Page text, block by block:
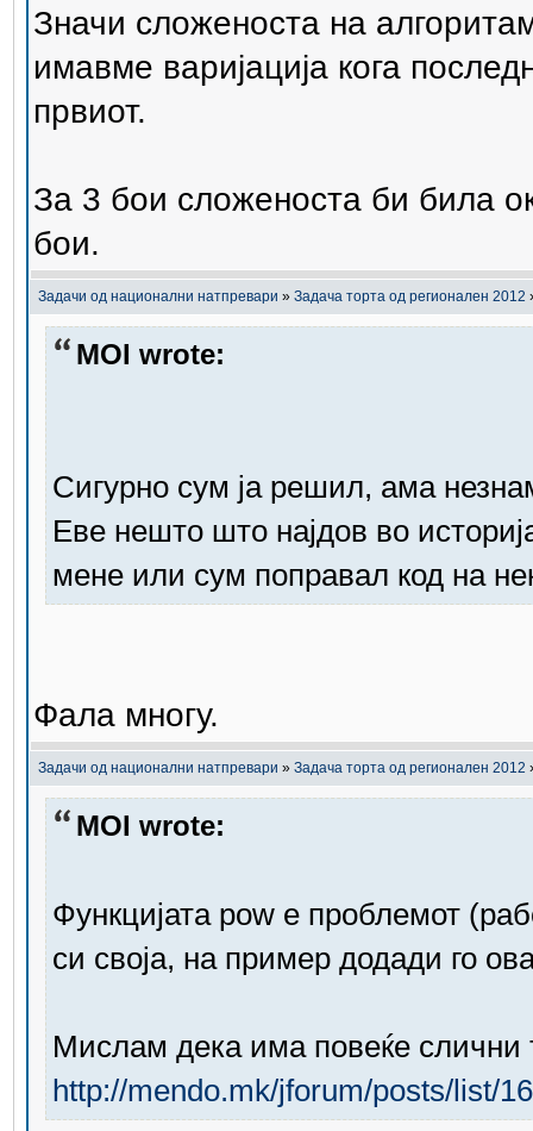
Значи сложеноста на
имавме варијација кога
првиот.
За 3 бои сложеноста би била
бои.
Задачи од национални натпревари » Задача торта од регионален 2012
MOI wrote:
Сигурно сум ја решил, ама
Еве нешто што најдов во
мене или сум поправал код на
Фала многу.
Задачи од национални натпревари » Задача торта од регионален 2012
MOI wrote:
Функцијата pow е проблемот
си своја, на пример додади го
Мислам дека има повеќе
http://mendo.mk/jforum/posts/list/